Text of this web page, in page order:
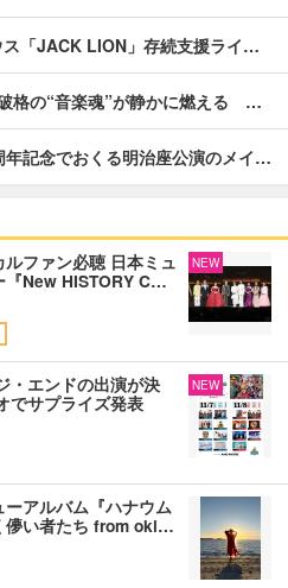
ス「JACK LION」存続支援ライ…
格の“音楽魂”が静かに燃える …
記念でおくる明治座公演のメイ…
ファン必聴 日本ミュ
『New HISTORY C…
NEW
・エンドの出演が決
サプライズ発表
NEW
アルバム『ハナウム
儚い者たち from oki…